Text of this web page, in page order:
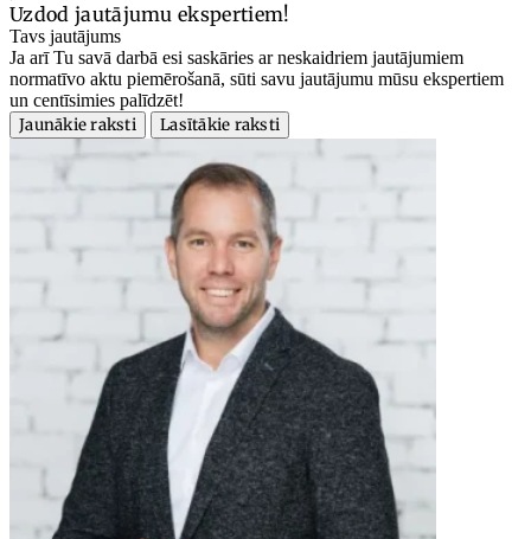
Uzdod jautājumu ekspertiem!
Tavs jautājums
Ja arī Tu savā darbā esi saskāries ar neskaidriem jautājumiem
normatīvo aktu piemērošanā, sūti savu jautājumu mūsu ekspertiem
un centīsimies palīdzēt!
Jaunākie raksti
Lasītākie raksti